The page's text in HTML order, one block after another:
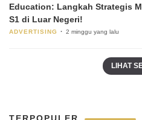
Education: Langkah Strategis
S1 di Luar Negeri!
ADVERTISING 2 minggu yang lalu
LIHAT